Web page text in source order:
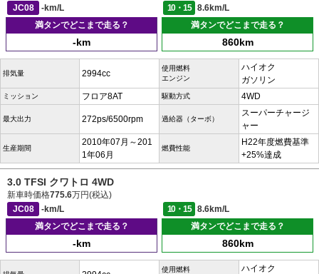
JC08
-km/L 10・15
8.6km/L
満タンでどこまで走る？
-km
満タンでどこまで走る？
860km
排気量 2994cc
使用燃料
エンジン
ハイオク
ガソリン
ミッション フロア8AT 駆動方式 4WD
最大出力 272ps/6500rpm 過給器（ターボ）
スーパーチャージ
ャー
生産期間
2010年07月～201
1年06月
燃費性能
H22年度燃費基準
+25%達成
3.0 TFSI クワトロ 4WD
新車時価格775.6万円(税込)
JC08
-km/L 10・15
8.6km/L
満タンでどこまで走る？
-km
満タンでどこまで走る？
860km
使用燃料
ハイオク